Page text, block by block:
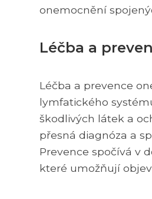
onemocnění
Léčba a
Léčba a prevence
lymfatického
škodlivých látek a
přesná diagnóza a
Prevence spočívá v
které umožňují